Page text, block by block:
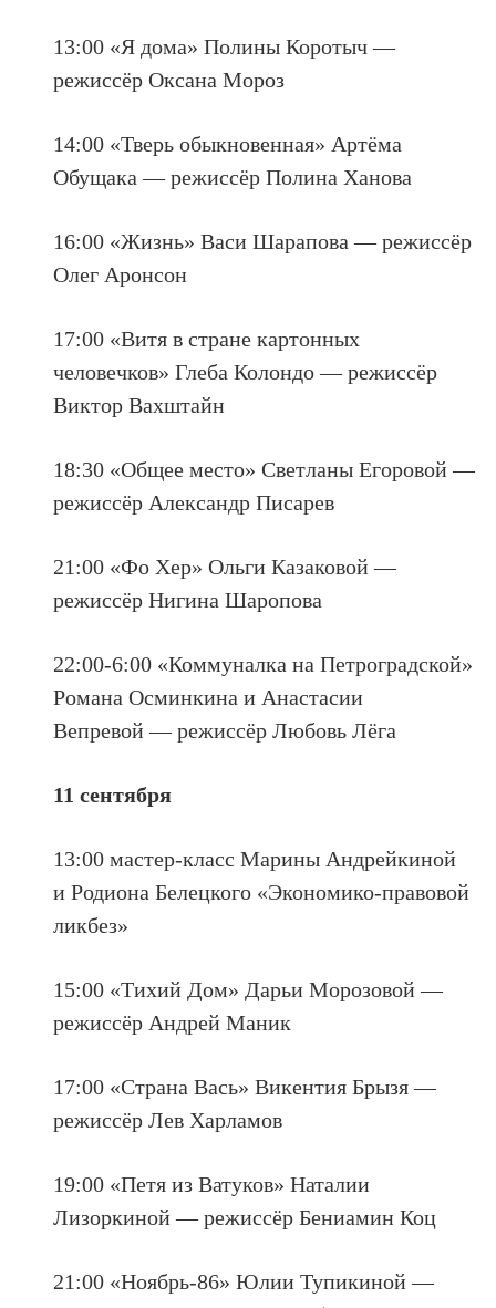
13:00 «Я дома» Полины Коротыч —
режиссёр Оксана Мороз
14:00 «Тверь обыкновенная» Артёма
Обущака — режиссёр Полина Ханова
16:00 «Жизнь» Васи Шарапова — режиссёр
Олег Аронсон
17:00 «Витя в стране картонных
человечков» Глеба Колондо — режиссёр
Виктор Вахштайн
18:30 «Общее место» Светланы Егоровой —
режиссёр Александр Писарев
21:00 «Фо Хер» Ольги Казаковой —
режиссёр Нигина Шаропова
22:00-6:00 «Коммуналка на Петроградской»
Романа Осминкина и Анастасии
Вепревой — режиссёр Любовь Лёга
11 сентября
13:00 мастер-класс Марины Андрейкиной
и Родиона Белецкого «Экономико-правовой
ликбез»
15:00 «Тихий Дом» Дарьи Морозовой —
режиссёр Андрей Маник
17:00 «Страна Вась» Викентия Брызя —
режиссёр Лев Харламов
19:00 «Петя из Ватуков» Наталии
Лизоркиной — режиссёр Бениамин Коц
21:00 «Ноябрь-86» Юлии Тупикиной —